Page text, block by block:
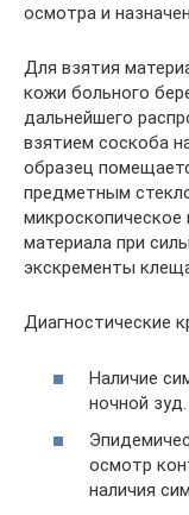
осмотра и
Для взятия
кожи больного
дальнейшего
взятием соскоба
образец
предметным
микроскопическое
материала при
экскременты
Диагностические
Наличие
ночной зуд.
осмотр
наличия